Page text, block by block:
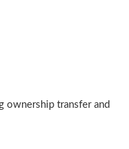
ownership transfer and